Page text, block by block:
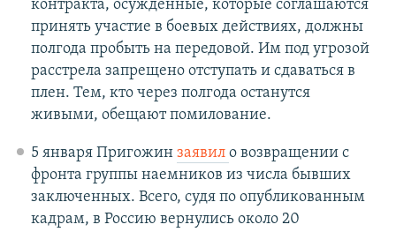
контракта, осужденные, которые соглашаются
принять участие в боевых действиях, должны
полгода пробыть на передовой. Им под угрозой
расстрела запрещено отступать и сдаваться в
плен. Тем, кто через полгода останутся
живыми, обещают помилование.
5 января Пригожин заявил о возвращении с
фронта группы наемников из числа бывших
заключенных. Всего, судя по опубликованным
кадрам, в Россию вернулись около 20